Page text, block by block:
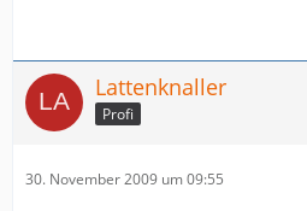
Lattenknaller
Profi
30. November 2009 um 09:55